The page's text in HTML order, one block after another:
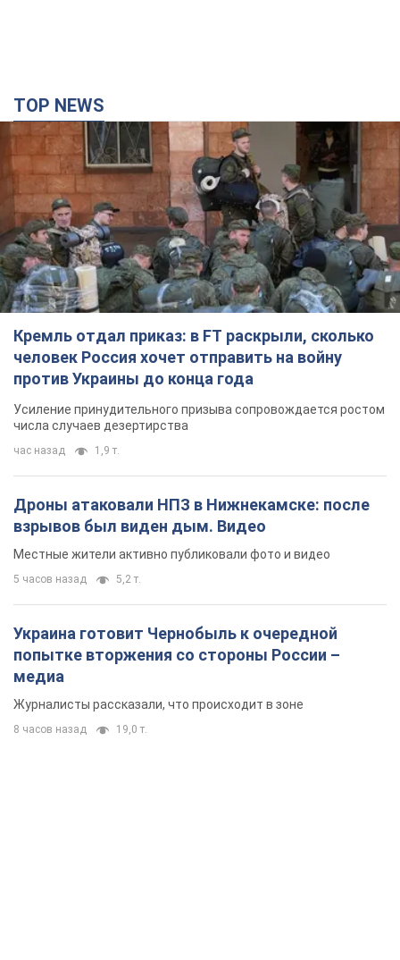
TOP NEWS
Кремль отдал приказ: в FT раскрыли, сколько
человек Россия хочет отправить на войну
против Украины до конца года
Усиление принудительного призыва сопровождается ростом
числа случаев дезертирства
час назад 1,9 т.
Дроны атаковали НПЗ в Нижнекамске: после
взрывов был виден дым. Видео
Местные жители активно публиковали фото и видео
5 часов назад 5,2 т.
Украина готовит Чернобыль к очередной
попытке вторжения со стороны России –
медиа
Журналисты рассказали, что происходит в зоне
8 часов назад 19,0 т.